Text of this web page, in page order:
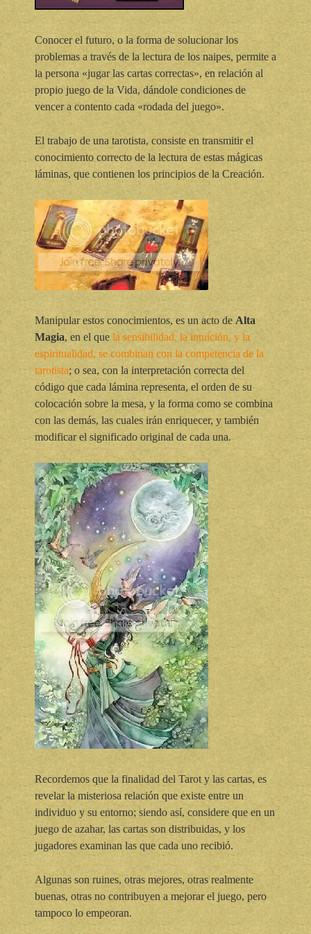
Conocer el futuro, o la forma de solucionar los
problemas a través de la lectura de los naipes, permite a
la persona «jugar las cartas correctas», en relación al
propio juego de la Vida, dándole condiciones de
vencer a contento cada «rodada del juego».
El trabajo de una tarotista, consiste en transmitir el
conocimiento correcto de la lectura de estas mágicas
láminas, que contienen los principios de la Creación.
Manipular estos conocimientos, es un acto de Alta
Magia, en el que la sensibilidad, la intuición, y la
espiritualidad, se combinan con la competencia de la
tarotista; o sea, con la interpretación correcta del
código que cada lámina representa, el orden de su
colocación sobre la mesa, y la forma como se combina
con las demás, las cuales irán enriquecer, y también
modificar el significado original de cada una.
Recordemos que la finalidad del Tarot y las cartas, es
revelar la misteriosa relación que existe entre un
individuo y su entorno; siendo así, considere que en un
juego de azahar, las cartas son distribuidas, y los
jugadores examinan las que cada uno recibió.
Algunas son ruines, otras mejores, otras realmente
buenas, otras no contribuyen a mejorar el juego, pero
tampoco lo empeoran.